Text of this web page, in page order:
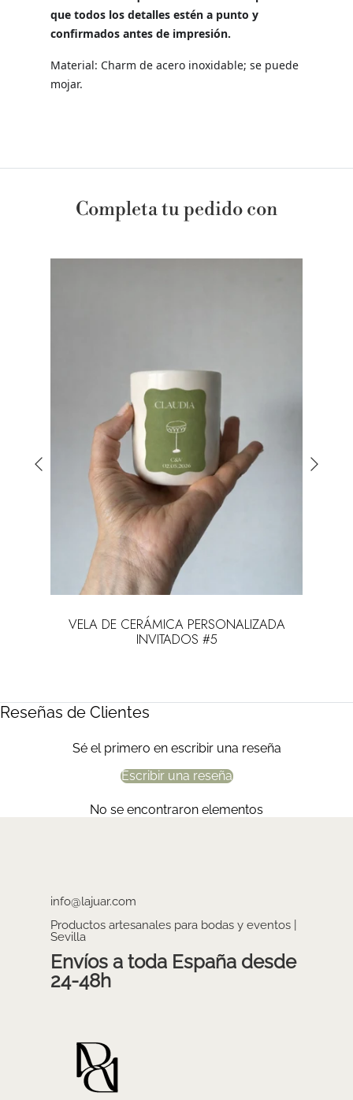
que todos los detalles estén a punto y
confirmados antes de impresión.
Material: Charm de acero inoxidable; se puede
mojar.
Completa tu pedido con
VELA DE CERÁMICA PERSONALIZADA
INVITADOS #5
Reseñas de Clientes
Sé el primero en escribir una reseña
Escribir una reseña
No se encontraron elementos
info@lajuar.com
Productos artesanales para bodas y eventos |
Sevilla
Envíos a toda España desde
24-48h